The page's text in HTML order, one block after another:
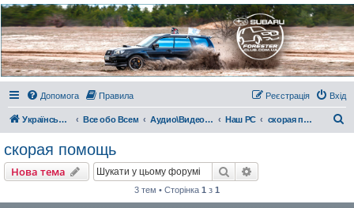
Украинский Форестер
Клуб
Всеукраинский клуб владельцев Subaru Forester. Клубные покатушки на природе и
еженедельные встречи, скидки от партнеров и просто много общения с друзьями.
Присоединяйтесь. Think. Feel. Drive.
Допомога
Правила Вхід
Реєстрація
Український Форестер Клуб Все обо Всем Аудио\Видео\РС Наш РС скорая помощь
скорая помощь
Нова тема Пошук
3 тем • Сторінка 1 з 1